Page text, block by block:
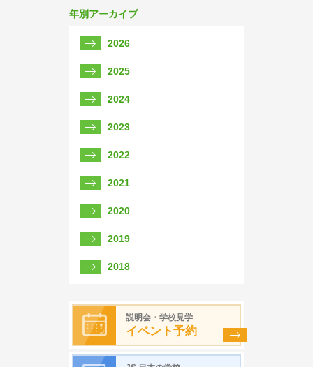
年別アーカイブ
2026
2025
2024
2023
2022
2021
2020
2019
2018
説明会・学校見学
イベント予約